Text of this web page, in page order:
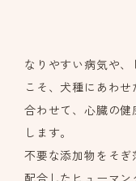
なりやすい病気や
こそ、犬種にあわ
合わせて、心臓の
します。
不要な添加物をそ